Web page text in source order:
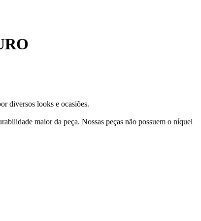
diversos looks e ocasiões.
maior da peça. Nossas peças não possuem o níquel